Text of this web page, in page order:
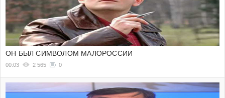
ОН БЫЛ СИМВОЛОМ МАЛОРОССИИ
00:03 2 565 0